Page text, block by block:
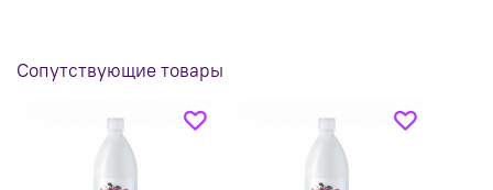
Сопутствующие товары